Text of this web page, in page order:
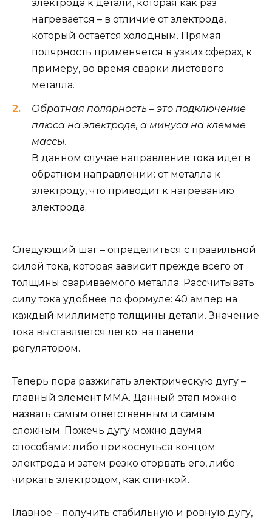
электрода к детали, которая как раз
нагревается – в отличие от электрода,
который остается холодным. Прямая
полярность применяется в узких сферах, к
примеру, во время сварки листового
металла.
Обратная полярность – это подключение
плюса на электроде, а минуса на клемме
массы.
В данном случае направление тока идет в
обратном направлении: от металла к
электроду, что приводит к нагреванию
электрода.
Следующий шаг – определиться с правильной
силой тока, которая зависит прежде всего от
толщины свариваемого металла. Рассчитывать
силу тока удобнее по формуле: 40 ампер на
каждый миллиметр толщины детали. Значение
тока выставляется легко: на панели
регулятором.
Теперь пора разжигать электрическую дугу –
главный элемент ММА. Данный этап можно
назвать самым ответственным и самым
сложным. Пожечь дугу можно двумя
способами: либо прикоснуться концом
электрода и затем резко оторвать его, либо
чиркать электродом, как спичкой.
Главное – получить стабильную и ровную дугу,